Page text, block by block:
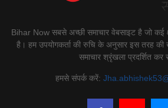
Bihar Now सबसे अच्छी समाचार वेबसाइट है जो कई
है। हम उपयोगकर्ता की रुचि के अनुसार इस तरह
समाचार श्रृंखला प्रदर्शित कर
हमसे संपर्क करें: